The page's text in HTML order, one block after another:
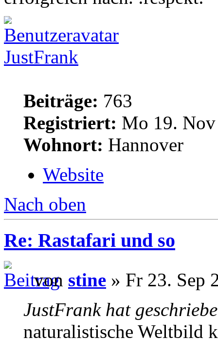
JustFrank
Beiträge: 763
Registriert: Mo 19.
Wohnort: Hannover
Website
Nach oben
Re: Rastafari und so
von stine » Fr 23. Sep
JustFrank hat
naturalistische Weltbild